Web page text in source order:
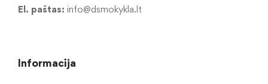
El. paštas: info@dsmokykla.lt
Informacija